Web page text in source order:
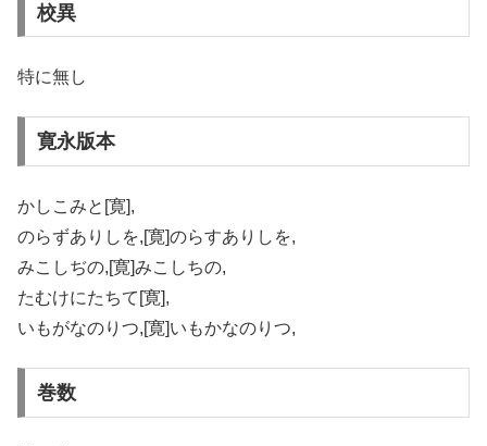
校異
特に無し
寛永版本
かしこみと[寛],
のらずありしを,[寛]のらすありしを,
みこしぢの,[寛]みこしちの,
たむけにたちて[寛],
いもがなのりつ,[寛]いもかなのりつ,
巻数